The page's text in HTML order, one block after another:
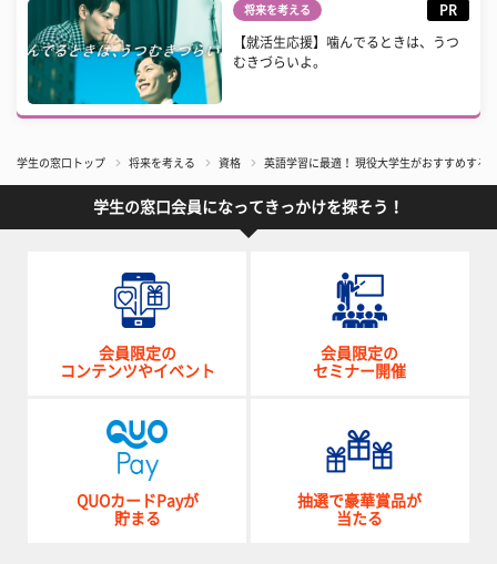
将来を考える PR
【就活生応援】噛んでるときは、うつ
むきづらいよ。
学生の窓口トップ 将来を考える 資格 英語学習に最適！ 現役大学生がおすすめする
学生の窓口会員になってきっかけを探そう！
会員限定の
コンテンツやイベント
会員限定の
セミナー開催
QUOカードPayが
貯まる
抽選で豪華賞品が
当たる